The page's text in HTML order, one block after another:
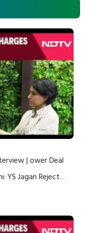
| ower Deal
YS Jagan Rejects